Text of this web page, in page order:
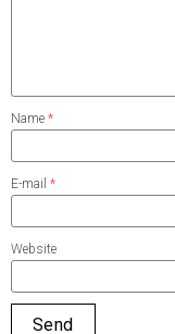
Name *
E-mail *
Website